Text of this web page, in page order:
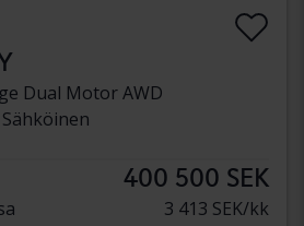
Dual Motor AWD
Sähköinen
400 500 SEK
3 413 SEK/kk